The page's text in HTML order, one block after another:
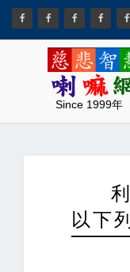
Since 1999年
以下